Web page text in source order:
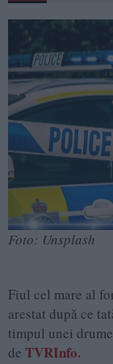
Foto: Unsplash
Fiul cel mare al
arestat după ce
timpul unei
de TVRInfo.